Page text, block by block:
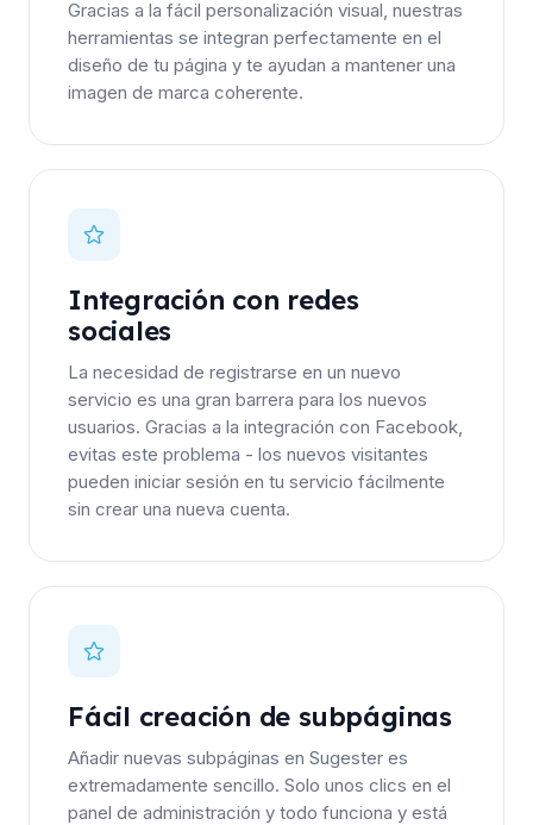
Gracias a la fácil personalización visual, nuestras
herramientas se integran perfectamente en el
diseño de tu página y te ayudan a mantener una
imagen de marca coherente.
Integración con redes
sociales
La necesidad de registrarse en un nuevo
servicio es una gran barrera para los nuevos
usuarios. Gracias a la integración con Facebook,
evitas este problema - los nuevos visitantes
pueden iniciar sesión en tu servicio fácilmente
sin crear una nueva cuenta.
Fácil creación de subpáginas
Añadir nuevas subpáginas en Sugester es
extremadamente sencillo. Solo unos clics en el
panel de administración y todo funciona y está